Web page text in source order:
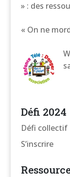
» : des
« On ne
Défi 2024
Défi collectif
S’inscrire